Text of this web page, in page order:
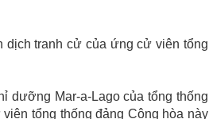
dịch tranh cử của ứng cử viên tổng
dưỡng Mar-a-Lago của tổng thống
tổng thống đảng Cộng hòa này